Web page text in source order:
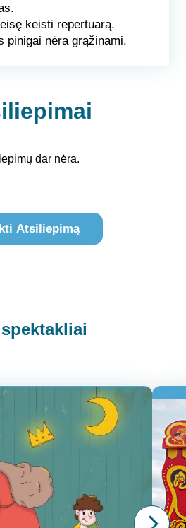
keisti repertuarą.
pinigai nėra grąžinami.
dar nėra.
Atsiliepimą